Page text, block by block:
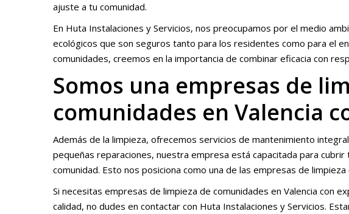
ajuste a tu comunidad.
En Huta Instalaciones y Servicios, nos preocupamos por el medio
ecológicos que son seguros tanto para los residentes como para el
comunidades, creemos en la importancia de combinar eficacia con
Somos una empresas de
comunidades en Valencia
Además de la limpieza, ofrecemos servicios de mantenimiento
pequeñas reparaciones, nuestra empresa está capacitada para
comunidad. Esto nos posiciona como una de las empresas de
Si necesitas empresas de limpieza de comunidades en Valencia con
calidad, no dudes en contactar con Huta Instalaciones y Servicios.